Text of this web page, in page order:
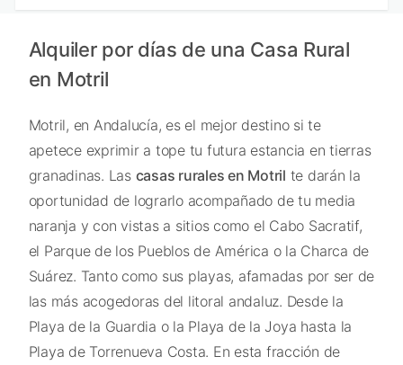
Alquiler por días de una Casa Rural
en Motril
Motril, en Andalucía, es el mejor destino si te
apetece exprimir a tope tu futura estancia en tierras
granadinas. Las casas rurales en Motril te darán la
oportunidad de lograrlo acompañado de tu media
naranja y con vistas a sitios como el Cabo Sacratif,
el Parque de los Pueblos de América o la Charca de
Suárez. Tanto como sus playas, afamadas por ser de
las más acogedoras del litoral andaluz. Desde la
Playa de la Guardia o la Playa de la Joya hasta la
Playa de Torrenueva Costa. En esta fracción de